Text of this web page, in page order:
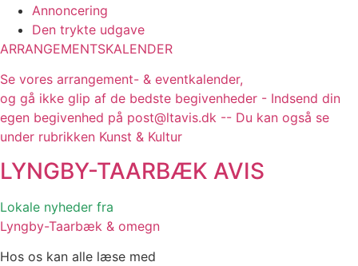
Annoncering
Den trykte udgave
ARRANGEMENTSKALENDER
Se vores arrangement- & eventkalender,
og gå ikke glip af de bedste begivenheder - Indsend din
egen begivenhed på post@ltavis.dk -- Du kan også se
under rubrikken Kunst & Kultur
LYNGBY-TAARBÆK AVIS
Lokale nyheder fra
Lyngby-Taarbæk & omegn
Hos os kan alle læse med